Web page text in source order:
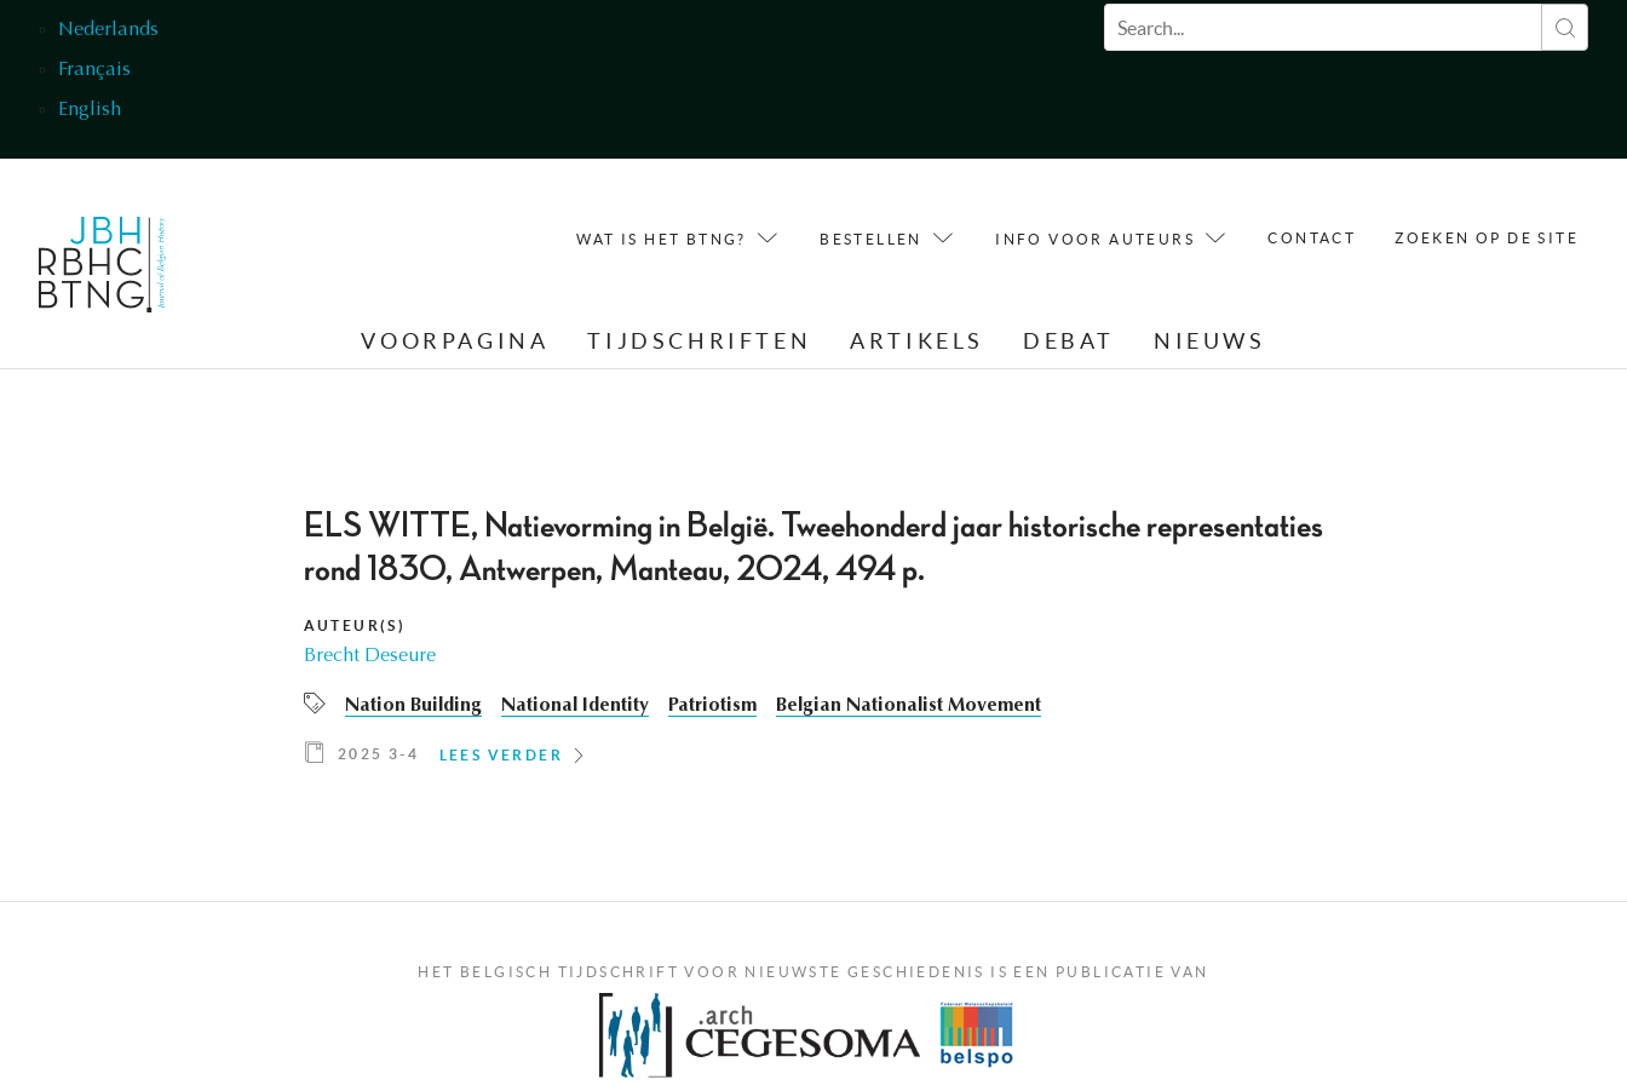
Nederlands
Français
English
Zoekveld
WAT IS HET BTNG? BESTELLEN INFO VOOR AUTEURS CONTACT ZOEKEN OP DE SITE
VOORPAGINA TIJDSCHRIFTEN ARTIKELS DEBAT NIEUWS
ELS WITTE, Natievorming in België. Tweehonderd jaar historische representaties
rond 1830, Antwerpen, Manteau, 2024, 494 p.
AUTEUR(S)
Brecht Deseure
Nation Building National Identity Patriotism Belgian Nationalist Movement
2025 3-4 LEES VERDER
HET BELGISCH TIJDSCHRIFT VOOR NIEUWSTE GESCHIEDENIS IS EEN PUBLICATIE VAN